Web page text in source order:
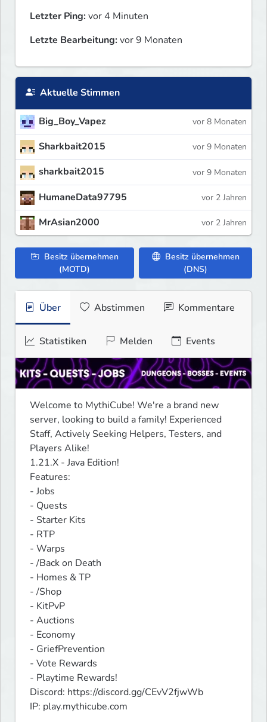
Letzter Ping:vor 4 Minuten
Letzte Bearbeitung:vor 9 Monaten
Aktuelle Stimmen
Big_Boy_Vapez vor 8 Monaten
Sharkbait2015 vor 9 Monaten
sharkbait2015 vor 9 Monaten
HumaneData97795 vor 2 Jahren
MrAsian2000 vor 2 Jahren
Besitz übernehmen
(MOTD)
Besitz übernehmen
(DNS)
Über Abstimmen Kommentare
Statistiken Melden Events
Welcome to MythiCube! We're a brand new
server, looking to build a family! Experienced
Staff, Actively Seeking Helpers, Testers, and
Players Alike!
1.21.X - Java Edition!
Features:
- Jobs
- Quests
- Starter Kits
- RTP
- Warps
- /Back on Death
- Homes & TP
- /Shop
- KitPvP
- Auctions
- Economy
- GriefPrevention
- Vote Rewards
- Playtime Rewards!
Discord: https://discord.gg/CEvV2fjwWb
IP: play.mythicube.com